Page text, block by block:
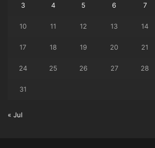
3 4 5 6 7
10 11 12 13 14
17 18 19 20 21
24 25 26 27 28
31
« Jul